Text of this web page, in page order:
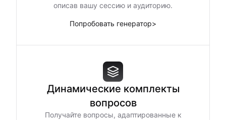
описав вашу сессию и аудиторию.
Попробовать генератор>
Динамические комплекты
вопросов
Получайте вопросы, адаптированные к